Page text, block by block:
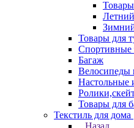
Товары для
Спортивные
Багаж
Велосипеды
Настольные
Товары для
Текстиль для дома
Назад